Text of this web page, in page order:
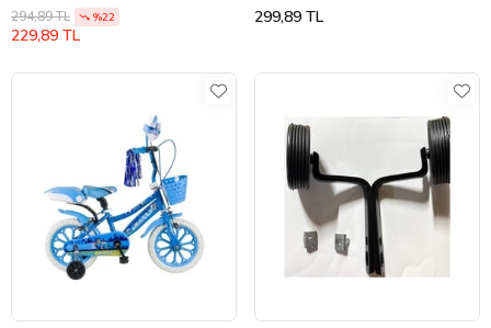
294,89 TL
%22
229,89 TL
299,89 TL